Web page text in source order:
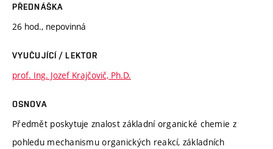
PŘEDNÁŠKA
26 hod., nepovinná
VYUČUJÍCÍ / LEKTOR
prof. Ing. Jozef Krajčovič, Ph.D.
OSNOVA
Předmět poskytuje znalost základní organické chemie z
pohledu mechanismu organických reakcí, základních